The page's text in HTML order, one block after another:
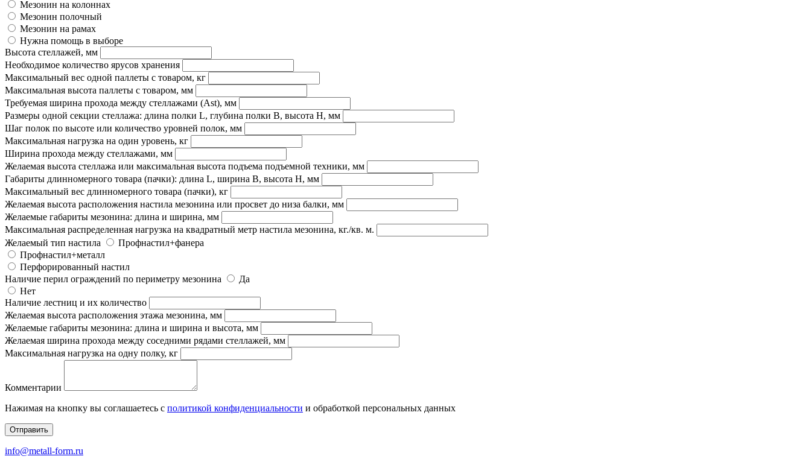
Мезонин на колоннах
Мезонин полочный
Мезонин на рамах
Нужна помощь в выборе
Высота стеллажей, мм
Необходимое количество ярусов хранения
Максимальный вес одной паллеты с товаром, кг
Максимальная высота паллеты с товаром, мм
Требуемая ширина прохода между стеллажами (Ast), мм
Размеры одной секции стеллажа: длина полки L, глубина полки B, высота H, мм
Шаг полок по высоте или количество уровней полок, мм
Максимальная нагрузка на один уровень, кг
Ширина прохода между стеллажами, мм
Желаемая высота стеллажа или максимальная высота подъема подъемной техники, мм
Габариты длинномерного товара (пачки): длина L, ширина B, высота H, мм
Максимальный вес длинномерного товара (пачки), кг
Желаемая высота расположения настила мезонина или просвет до низа балки, мм
Желаемые габариты мезонина: длина и ширина, мм
Максимальная распределенная нагрузка на квадратный метр настила мезонина, кг./кв. м.
Желаемый тип настила
Профнастил+фанера
Профнастил+металл
Перфорированный настил
Наличие перил ограждений по периметру мезонина
Да
Нет
Наличие лестниц и их количество
Желаемая высота расположения этажа мезонина, мм
Желаемые габариты мезонина: длина и ширина и высота, мм
Желаемая ширина прохода между соседними рядами стеллажей, мм
Максимальная нагрузка на одну полку, кг
Комментарии
Нажимая на кнопку вы соглашаетесь с политикой конфиденциальности и обработкой персональных данных
Отправить
info@metall-form.ru